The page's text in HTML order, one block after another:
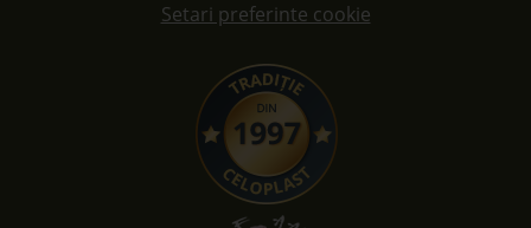
Setari preferinte cookie